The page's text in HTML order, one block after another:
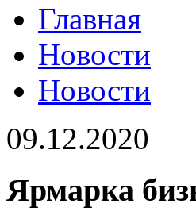
Главная
Новости
Новости
09.12.2020
Ярмарка